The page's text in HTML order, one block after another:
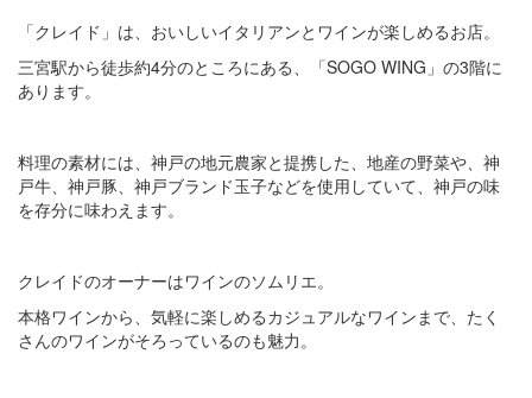
「クレイド」は、おいしいイタリアンとワインが楽しめるお店。
三宮駅から徒歩約4分のところにある、「SOGO WING」の3階に
あります。
料理の素材には、神戸の地元農家と提携した、地産の野菜や、神
戸牛、神戸豚、神戸ブランド玉子などを使用していて、神戸の味
を存分に味わえます。
クレイドのオーナーはワインのソムリエ。
本格ワインから、気軽に楽しめるカジュアルなワインまで、たく
さんのワインがそろっているのも魅力。